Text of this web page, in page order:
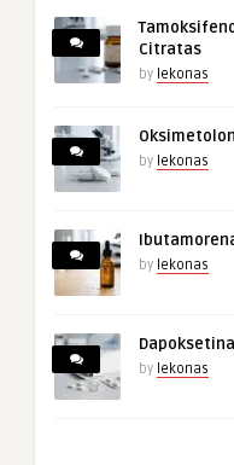
Citratas
by lekonas
by lekonas
by lekonas
by lekonas